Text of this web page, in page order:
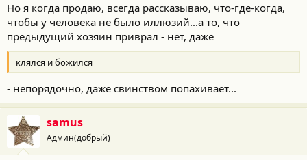
Но я когда продаю, всегда рассказываю, что-где-когда,
чтобы у человека не было иллюзий...а то, что
предыдущий хозяин приврал - нет, даже
клялся и божился
- непорядочно, даже свинством попахивает...
samus
Админ(добрый)